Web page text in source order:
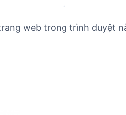
web trong trình duyệt